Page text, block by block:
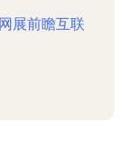
展前瞻互联